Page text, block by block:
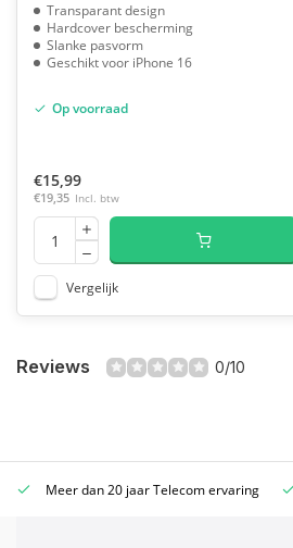
Transparant design
Hardcover bescherming
Slanke pasvorm
Geschikt voor iPhone 16
Op voorraad
€15,99
€19,35 Incl. btw
Vergelijk
Reviews 0/10
Meer dan 20 jaar Telecom ervaring